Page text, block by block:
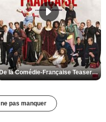
De la Comédie-Française Teaser VF
pas manquer